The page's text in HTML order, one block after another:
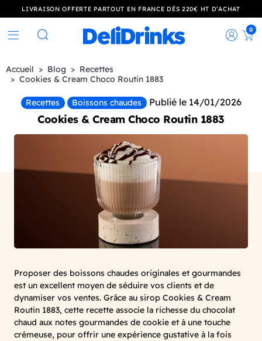
LIVRAISON OFFERTE PARTOUT EN FRANCE DÈS 220€ HT D’ACHAT
Rechercher
0
Accueil Blog
Recettes
Cookies & Cream Choco Routin 1883
Recettes Boissons chaudes Publié le 14/01/2026
Cookies & Cream Choco Routin 1883
Proposer des boissons chaudes originales et gourmandes
est un excellent moyen de séduire vos clients et de
dynamiser vos ventes. Grâce au sirop Cookies & Cream
Routin 1883, cette recette associe la richesse du chocolat
chaud aux notes gourmandes de cookie et à une touche
crémeuse, pour offrir une expérience gustative à la fois